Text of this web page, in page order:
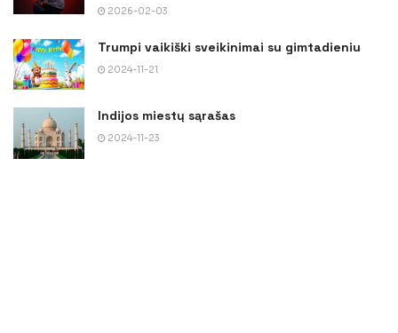
2026-02-03
Trumpi vaikiški sveikinimai su gimtadieniu
2024-11-21
Indijos miestų sąrašas
2024-11-23